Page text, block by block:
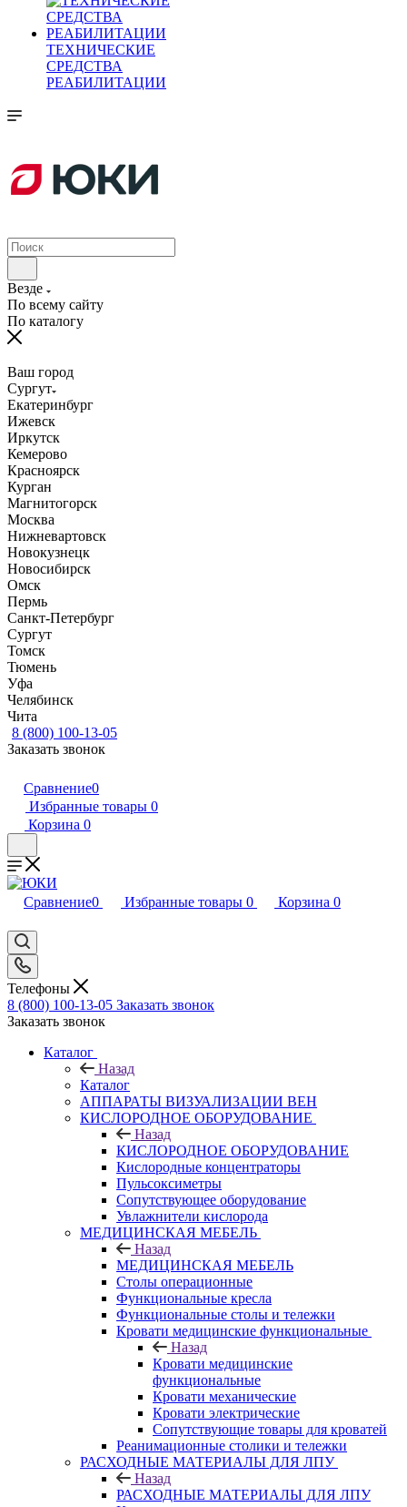
ТЕХНИЧЕСКИЕ
СРЕДСТВА
РЕАБИЛИТАЦИИ
Везде
По всему сайту
По каталогу
Ваш город
Сургут
Екатеринбург
Ижевск
Иркутск
Кемерово
Красноярск
Курган
Магнитогорск
Москва
Нижневартовск
Новокузнецк
Новосибирск
Омск
Пермь
Санкт-Петербург
Сургут
Томск
Тюмень
Уфа
Челябинск
Чита
8 (800) 100-13-05
Заказать звонок
Сравнение0
Избранные товары 0
Корзина 0
Сравнение0 Избранные товары 0 Корзина 0
Телефоны
8 (800) 100-13-05 Заказать звонок
Заказать звонок
Каталог
Назад
Каталог
АППАРАТЫ ВИЗУАЛИЗАЦИИ ВЕН
КИСЛОРОДНОЕ ОБОРУДОВАНИЕ
Назад
КИСЛОРОДНОЕ ОБОРУДОВАНИЕ
Кислородные концентраторы
Пульсоксиметры
Сопутствующее оборудование
Увлажнители кислорода
МЕДИЦИНСКАЯ МЕБЕЛЬ
Назад
МЕДИЦИНСКАЯ МЕБЕЛЬ
Столы операционные
Функциональные кресла
Функциональные столы и тележки
Кровати медицинские функциональные
Назад
Кровати медицинские
функциональные
Кровати механические
Кровати электрические
Сопутствующие товары для кроватей
Реанимационные столики и тележки
РАСХОДНЫЕ МАТЕРИАЛЫ ДЛЯ ЛПУ
Назад
РАСХОДНЫЕ МАТЕРИАЛЫ ДЛЯ ЛПУ